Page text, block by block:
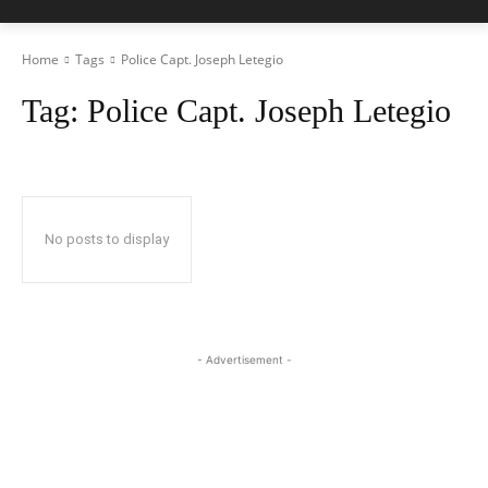
Home Tags Police Capt. Joseph Letegio
Tag: Police Capt. Joseph Letegio
No posts to display
- Advertisement -